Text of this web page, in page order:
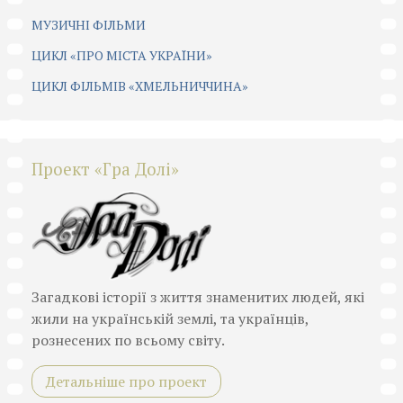
МУЗИЧНІ ФІЛЬМИ
ЦИКЛ «ПРО МІСТА УКРАЇНИ»
ЦИКЛ ФІЛЬМІВ «ХМЕЛЬНИЧЧИНА»
Проект «Гра Долі»
Загадкові історії з життя знаменитих людей, які
жили на українській землі, та українців,
рознесених по всьому світу.
Детальніше про проект